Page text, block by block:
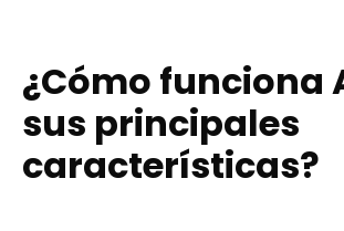
¿Cómo funciona
sus principales
características?